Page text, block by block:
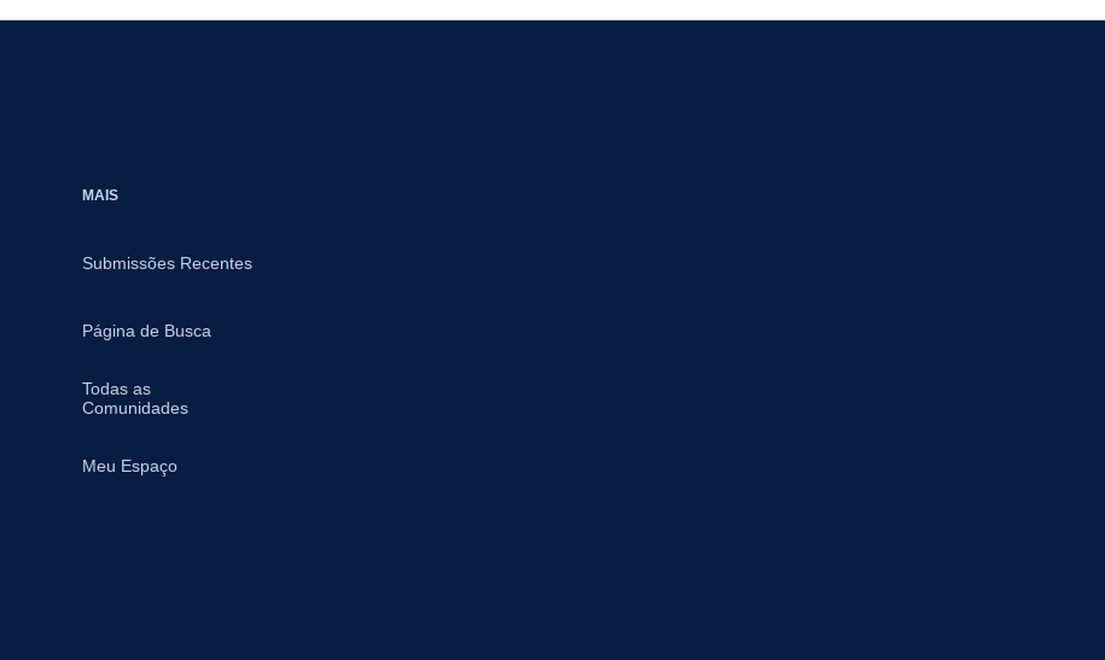
MAIS
Submissões Recentes
Página de Busca
Todas as
Comunidades
Meu Espaço